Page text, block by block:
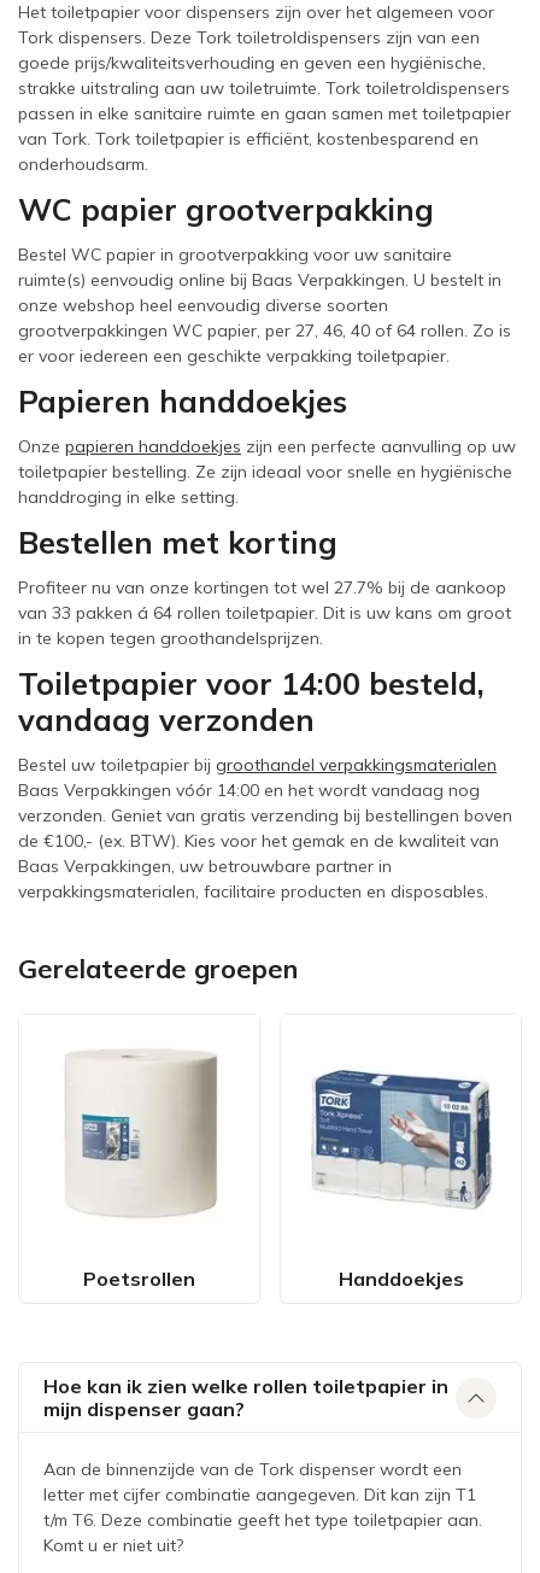
Het toiletpapier voor dispensers zijn over het algemeen voor
Tork dispensers. Deze Tork toiletroldispensers zijn van een
goede prijs/kwaliteitsverhouding en geven een hygiënische,
strakke uitstraling aan uw toiletruimte. Tork toiletroldispensers
passen in elke sanitaire ruimte en gaan samen met toiletpapier
van Tork. Tork toiletpapier is efficiënt, kostenbesparend en
onderhoudsarm.
WC papier grootverpakking
Bestel WC papier in grootverpakking voor uw sanitaire
ruimte(s) eenvoudig online bij Baas Verpakkingen. U bestelt in
onze webshop heel eenvoudig diverse soorten
grootverpakkingen WC papier, per 27, 46, 40 of 64 rollen. Zo is
er voor iedereen een geschikte verpakking toiletpapier.
Papieren handdoekjes
Onze papieren handdoekjes zijn een perfecte aanvulling op uw
toiletpapier bestelling. Ze zijn ideaal voor snelle en hygiënische
handdroging in elke setting.
Bestellen met korting
Profiteer nu van onze kortingen tot wel 27.7% bij de aankoop
van 33 pakken á 64 rollen toiletpapier. Dit is uw kans om groot
in te kopen tegen groothandelsprijzen.
Toiletpapier voor 14:00 besteld,
vandaag verzonden
Bestel uw toiletpapier bij groothandel verpakkingsmaterialen
Baas Verpakkingen vóór 14:00 en het wordt vandaag nog
verzonden. Geniet van gratis verzending bij bestellingen boven
de €100,- (ex. BTW). Kies voor het gemak en de kwaliteit van
Baas Verpakkingen, uw betrouwbare partner in
verpakkingsmaterialen, facilitaire producten en disposables.
Gerelateerde groepen
Poetsrollen Handdoekjes
Hoe kan ik zien welke rollen toiletpapier in
mijn dispenser gaan?
Aan de binnenzijde van de Tork dispenser wordt een
letter met cijfer combinatie aangegeven. Dit kan zijn T1
t/m T6. Deze combinatie geeft het type toiletpapier aan.
Komt u er niet uit?